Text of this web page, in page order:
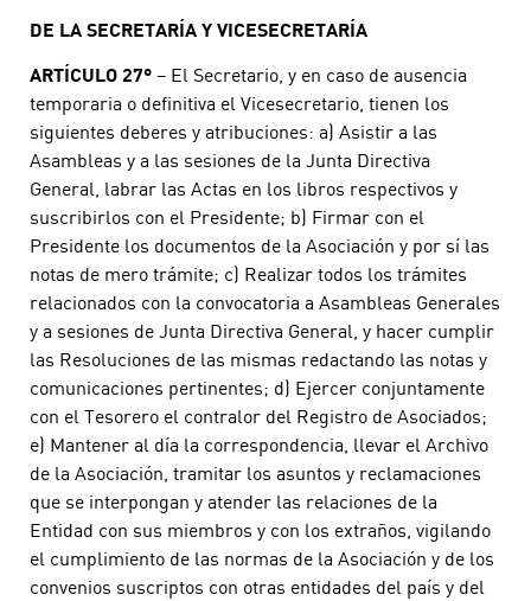
DE LA SECRETARÍA Y VICESECRETARÍA
ARTÍCULO 27º – El Secretario, y en caso de ausencia
temporaria o definitiva el Vicesecretario, tienen los
siguientes deberes y atribuciones: a) Asistir a las
Asambleas y a las sesiones de la Junta Directiva
General, labrar las Actas en los libros respectivos y
suscribirlos con el Presidente; b) Firmar con el
Presidente los documentos de la Asociación y por sí las
notas de mero trámite; c) Realizar todos los trámites
relacionados con la convocatoria a Asambleas Generales
y a sesiones de Junta Directiva General, y hacer cumplir
las Resoluciones de las mismas redactando las notas y
comunicaciones pertinentes; d) Ejercer conjuntamente
con el Tesorero el contralor del Registro de Asociados;
e) Mantener al día la correspondencia, llevar el Archivo
de la Asociación, tramitar los asuntos y reclamaciones
que se interpongan y atender las relaciones de la
Entidad con sus miembros y con los extraños, vigilando
el cumplimiento de las normas de la Asociación y de los
convenios suscriptos con otras entidades del país y del